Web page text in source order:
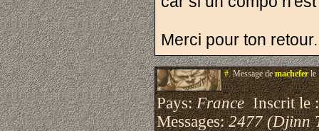
Merci pour ton retour.
#.Message demacheferle
Pays:FranceInscrit le
Messages:2477 (Djinn